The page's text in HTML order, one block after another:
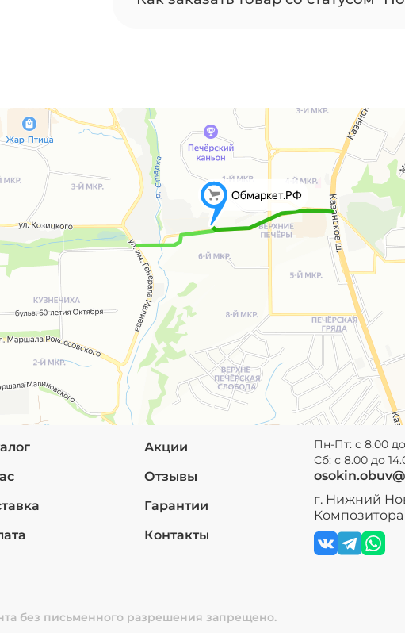
Акции
Отзывы
Гарантии
Контакты
Пн-Пт: с 8.00
Сб: с 8.00 до
г. Нижний
Композитора
без письменного разрешения запрещено.